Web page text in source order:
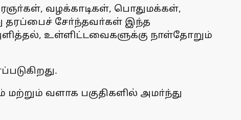
வழக்காடிகள், பொதுமக்கள்,
தரப்பைச் சோ்ந்தவா்கள் இந்த
உள்ளிட்டவைகளுக்கு நாள்தோறும்
வளாக பகுதிகளில் அமா்ந்து